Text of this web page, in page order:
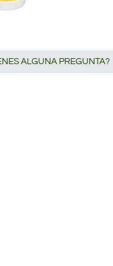
ALGUNA PREGUNTA?